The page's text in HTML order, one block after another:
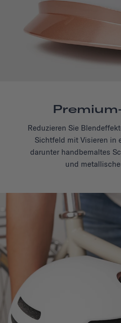
Reduzieren Sie
Sichtfeld mit Visieren in
darunter handbemaltes
und